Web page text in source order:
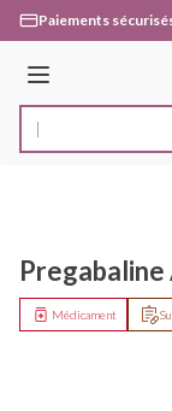
Aller au contenu
Paiements
Menu
Rechercher
Pregabaline
Médicament